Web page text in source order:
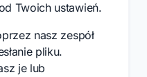
Twoich ustawień.
nasz zespół
pliku.
je lub